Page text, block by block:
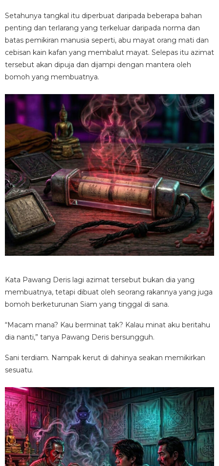
Setahunya tangkal itu diperbuat daripada beberapa bahan
penting dan terlarang yang terkeluar daripada norma dan
batas pemikiran manusia seperti, abu mayat orang mati dan
cebisan kain kafan yang membalut mayat. Selepas itu azimat
tersebut akan dipuja dan dijampi dengan mantera oleh
bomoh yang membuatnya.
Kata Pawang Deris lagi azimat tersebut bukan dia yang
membuatnya, tetapi dibuat oleh seorang rakannya yang juga
bomoh berketurunan Siam yang tinggal di sana.
“Macam mana? Kau berminat tak? Kalau minat aku beritahu
dia nanti,” tanya Pawang Deris bersungguh.
Sani terdiam. Nampak kerut di dahinya seakan memikirkan
sesuatu.